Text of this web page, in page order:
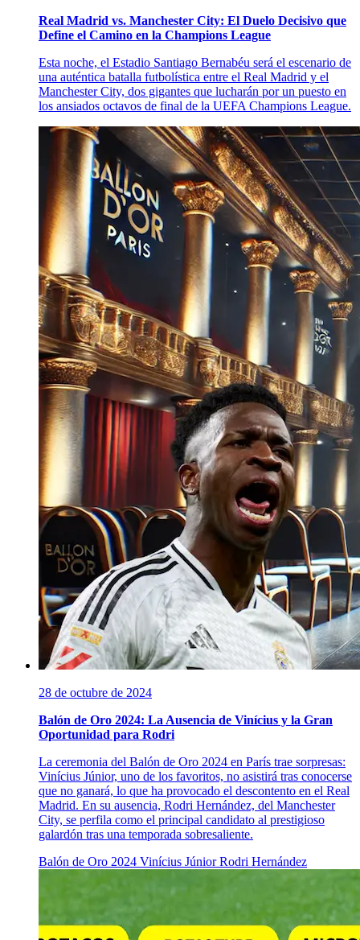
Real Madrid vs. Manchester City: El Duelo Decisivo que
Define el Camino en la Champions League
Esta noche, el Estadio Santiago Bernabéu será el escenario de
una auténtica batalla futbolística entre el Real Madrid y el
Manchester City, dos gigantes que lucharán por un puesto en
los ansiados octavos de final de la UEFA Champions League.
28 de octubre de 2024
Balón de Oro 2024: La Ausencia de Vinícius y la Gran
Oportunidad para Rodri
La ceremonia del Balón de Oro 2024 en París trae sorpresas:
Vinícius Júnior, uno de los favoritos, no asistirá tras conocerse
que no ganará, lo que ha provocado el descontento en el Real
Madrid. En su ausencia, Rodri Hernández, del Manchester
City, se perfila como el principal candidato al prestigioso
galardón tras una temporada sobresaliente.
Balón de Oro 2024 Vinícius JúniorRodri Hernández